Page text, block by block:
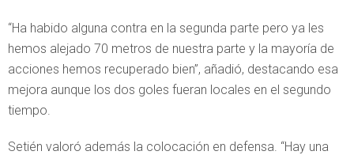
“Ha habido alguna contra en la segunda parte pero ya les
hemos alejado 70 metros de nuestra parte y la mayoría de
acciones hemos recuperado bien”, añadió, destacando esa
mejora aunque los dos goles fueran locales en el segundo
tiempo.
Setién valoró además la colocación en defensa. “Hay una